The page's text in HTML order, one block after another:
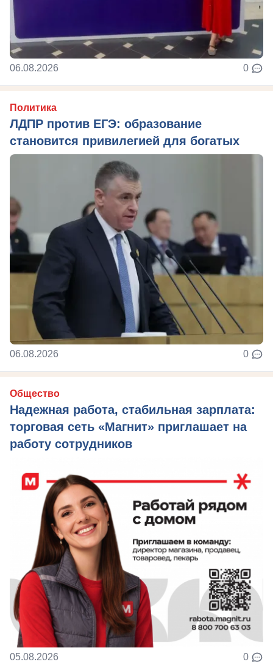
06.08.2026 0
Политика
ЛДПР против ЕГЭ: образование
становится привилегией для богатых
06.08.2026 0
Общество
Надежная работа, стабильная зарплата:
торговая сеть «Магнит» приглашает на
работу сотрудников
05.08.2026 0